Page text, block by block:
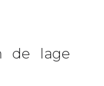
de lage